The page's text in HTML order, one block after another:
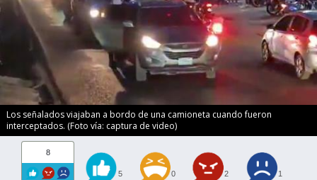
Los señalados viajaban a bordo de una camioneta cuando fueron
interceptados. (Foto vía: captura de video)
8
5 0 2 1